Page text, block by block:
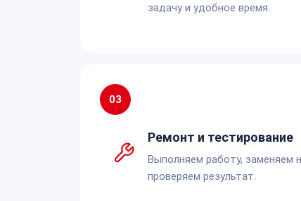
задачу и удобное время.
03
Ремонт и тестирование
Выполняем работу, заменяем
проверяем результат.